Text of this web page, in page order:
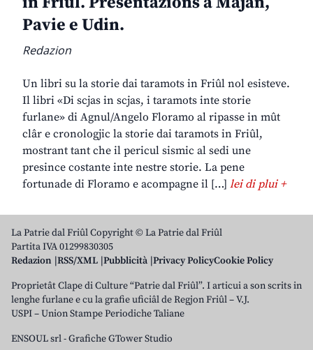
Pavie e Udin.
Redazion
Un libri su la storie dai taramots in Friûl nol esisteve.
Il libri «Di scjas in scjas, i taramots inte storie
furlane» di Agnul/Angelo Floramo al ripasse in mût
clâr e cronologjic la storie dai taramots in Friûl,
mostrant tant che il pericul sismic al sedi une
presince costante inte nestre storie. La pene
fortunade di Floramo e acompagne il […] lei di plui +
La Patrie dal Friûl Copyright © La Patrie dal Friûl
Partita IVA 01299830305
Redazion RSS/XML Pubblicità Privacy PolicyCookie Policy
Proprietât Clape di Culture “Patrie dal Friûl”. I articui a son scrits in
lenghe furlane e cu la grafie uficiâl de Regjon Friûl – V.J.
USPI – Union Stampe Periodiche Taliane
ENSOUL srl-Grafiche GTower Studio